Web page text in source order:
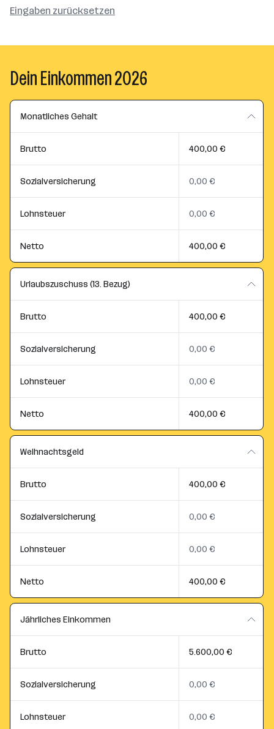
Eingaben zurücksetzen
Dein Einkommen 2026
Monatliches Gehalt
Brutto 400,00 €
Sozialversicherung 0,00 €
Lohnsteuer 0,00 €
Netto 400,00 €
Urlaubszuschuss (13. Bezug)
Brutto 400,00 €
Sozialversicherung 0,00 €
Lohnsteuer 0,00 €
Netto 400,00 €
Weihnachtsgeld
Brutto 400,00 €
Sozialversicherung 0,00 €
Lohnsteuer 0,00 €
Netto 400,00 €
Jährliches Einkommen
Brutto 5.600,00 €
Sozialversicherung 0,00 €
Lohnsteuer 0,00 €